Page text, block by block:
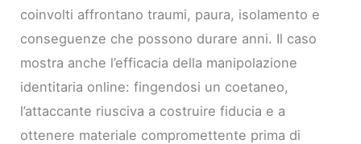
coinvolti affrontano traumi, paura, isolamento e
conseguenze che possono durare anni. Il caso
mostra anche l’efficacia della manipolazione
identitaria online: fingendosi un coetaneo,
l’attaccante riusciva a costruire fiducia e a
ottenere materiale compromettente prima di